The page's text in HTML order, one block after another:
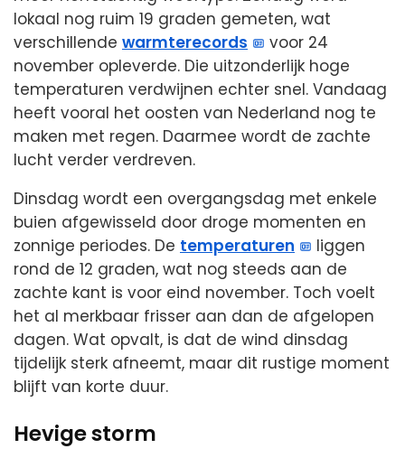
lokaal nog ruim 19 graden gemeten, wat
verschillende warmterecords
voor 24
november opleverde. Die uitzonderlijk hoge
temperaturen verdwijnen echter snel. Vandaag
heeft vooral het oosten van Nederland nog te
maken met regen. Daarmee wordt de zachte
lucht verder verdreven.
Dinsdag wordt een overgangsdag met enkele
buien afgewisseld door droge momenten en
zonnige periodes. De temperaturen
liggen
rond de 12 graden, wat nog steeds aan de
zachte kant is voor eind november. Toch voelt
het al merkbaar frisser aan dan de afgelopen
dagen. Wat opvalt, is dat de wind dinsdag
tijdelijk sterk afneemt, maar dit rustige moment
blijft van korte duur.
Hevige storm